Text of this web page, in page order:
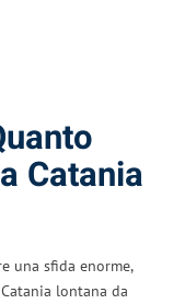
Catania
una sfida enorme,
lontana da